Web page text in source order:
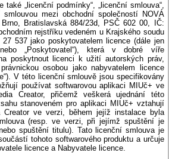
také „licenční podmínky“, „licenční smlouva“,
smlouvou mezi obchodní společností NOVÁ
Bratislavská 884/23d, PSČ 602 00, IČ:
rejstříku vedeném u Krajského soudu
537 jako poskytovatelem licence (dále jen
„Poskytovatel“), která v dobré víře
poskytnout licenci k užití autorských práv,
osobou jako nabyvatelem licence
V této licenční smlouvě jsou specifikovány
používat softwarovou aplikaci MIUč+ ve
Creator, přičemž veškerá ujednání této
stanoveném pro aplikaci MIUč+ vztahují
Creator ve verzi, během jejíž instalace byla
(resp. ve verzi, při jejímž spuštění je
spuštění titulu). Tato licenční smlouva je
tohoto softwarového produktu a určuje
licence a Nabyvatele licence.